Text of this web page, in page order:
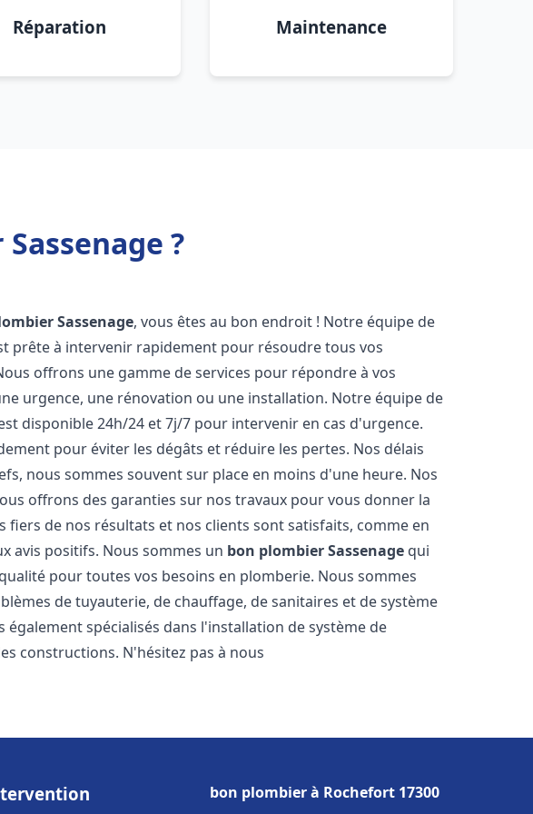
Réparation Maintenance
?
Sassenage, vous êtes au bon endroit ! Notre équipe de
prête à intervenir rapidement pour résoudre tous vos
offrons une gamme de services pour répondre à vos
urgence, une rénovation ou une installation. Notre équipe de
disponible 24h/24 et 7j/7 pour intervenir en cas d'urgence.
pour éviter les dégâts et réduire les pertes. Nos délais
nous sommes souvent sur place en moins d'une heure. Nos
offrons des garanties sur nos travaux pour vous donner la
fiers de nos résultats et nos clients sont satisfaits, comme en
avis positifs. Nous sommes un bon plombierSassenage qui
pour toutes vos besoins en plomberie. Nous sommes
de tuyauterie, de chauffage, de sanitaires et de système
également spécialisés dans l'installation de système de
constructions. N'hésitez pas à nous
bon plombier à Rochefort 17300